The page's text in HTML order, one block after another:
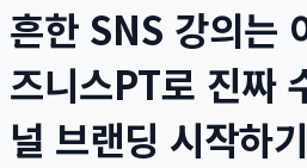
흔한 SNS 강의는
즈니스PT로 진짜
널 브랜딩 시작하기